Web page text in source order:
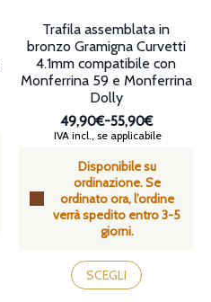
Disponibile su
ordinazione. Se
ordinato ora, l’ordine
verrà spedito entro 3-5
giorni.
Trafila assemblata in
bronzo Gramigna Curvetti
4.1mm compatibile con
Monferrina 59 e Monferrina
Dolly
49,90€-55,90€
Fascia
prezzo:
da
49,90€
a
55,90€
IVA incl., se applicabile
SCEGLI
Questo
prodotto
ha